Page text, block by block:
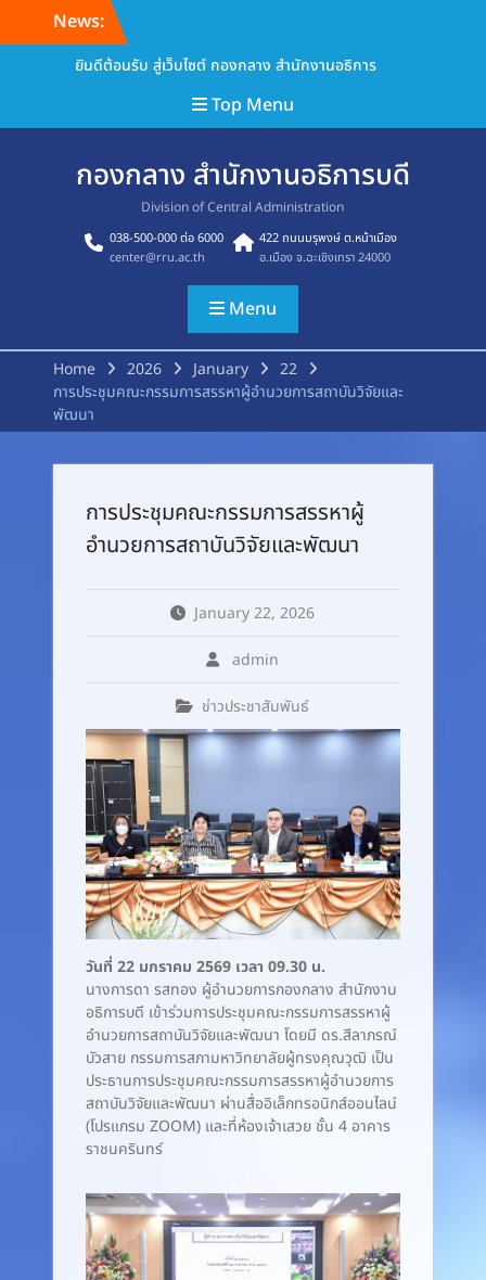
News:
ยินดีต้อนรับ สู่เว็บไซต์ กองกลาง สำนักงานอธิการ
Top Menu
กองกลาง สำนักงานอธิการบดี
Division of Central Administration
038-500-000 ต่อ 6000
center@rru.ac.th
422 ถนนมรุพงษ์ ต.หน้าเมือง
อ.เมือง จ.ฉะเชิงเทรา 24000
Menu
Home 2026 January
22
การประชุมคณะกรรมการสรรหาผู้อำนวยการสถาบันวิจัยและ
พัฒนา
การประชุมคณะกรรมการสรรหาผู้
อำนวยการสถาบันวิจัยและพัฒนา
January 22, 2026
admin
ข่าวประชาสัมพันธ์
วันที่ 22 มกราคม 2569 เวลา 09.30 น.
นางการดา รสทอง ผู้อำนวยการกองกลาง สำนักงาน
อธิการบดี เข้าร่วมการประชุมคณะกรรมการสรรหาผู้
อำนวยการสถาบันวิจัยและพัฒนา โดยมี ดร.สีลาภรณ์
บัวสาย กรรมการสภามหาวิทยาลัยผู้ทรงคุณวุฒิ เป็น
ประธานการประชุมคณะกรรมการสรรหาผู้อำนวยการ
สถาบันวิจัยและพัฒนา ผ่านสื่ออิเล็กทรอนิกส์ออนไลน์
(โปรแกรม ZOOM) และที่ห้องเจ้าเสวย ชั้น 4 อาคาร
ราชนครินทร์